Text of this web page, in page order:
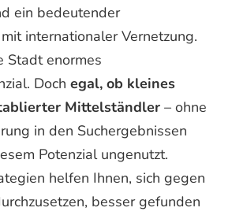
ein bedeutender
internationaler Vernetzung.
Stadt enormes
Doch egal, ob kleines
Mittelständler – ohne
in den Suchergebnissen
Potenzial ungenutzt.
helfen Ihnen, sich gegen
besser gefunden